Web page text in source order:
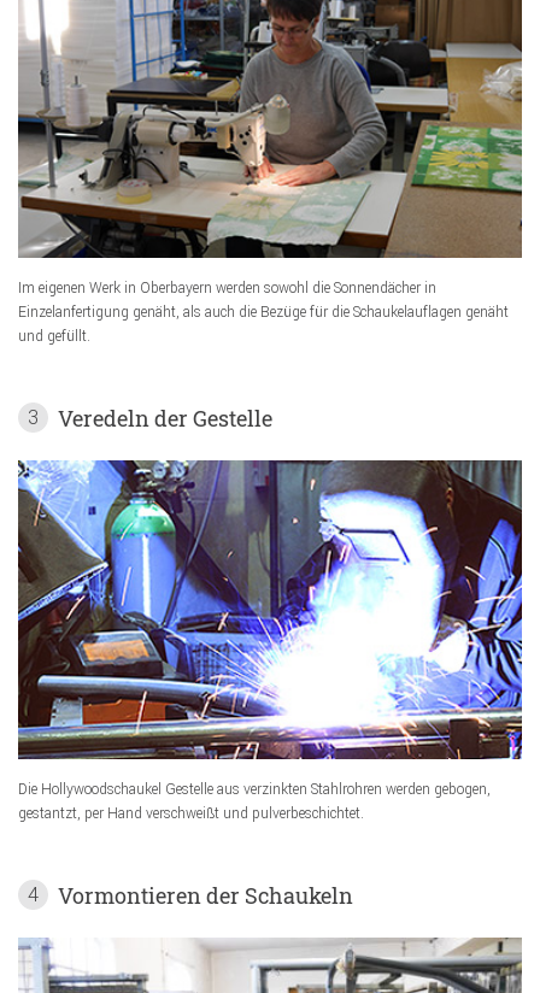
Im eigenen Werk in Oberbayern werden sowohl die Sonnendächer in
Einzelanfertigung genäht, als auch die Bezüge für die Schaukelauflagen genäht
und gefüllt.
3 Veredeln der Gestelle
Die Hollywoodschaukel Gestelle aus verzinkten Stahlrohren werden gebogen,
gestantzt, per Hand verschweißt und pulverbeschichtet.
4 Vormontieren der Schaukeln